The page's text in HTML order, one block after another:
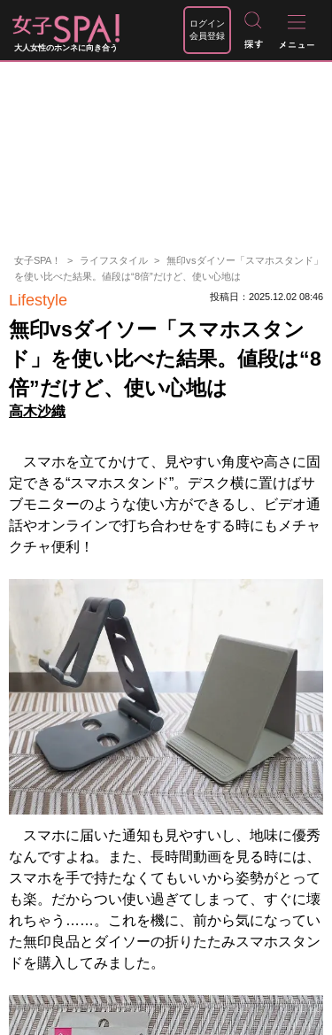
大人女性のホンネに向き合う
ログイン
会員登録
女子SPA！ ライフスタイル
無印vsダイソー「スマホスタンド」
を使い比べた結果。値段は“8倍”だけど、使い心地は
Lifestyle 投稿日：2025.12.02 08:46
無印vsダイソー「スマホスタン
ド」を使い比べた結果。値段は“8
倍”だけど、使い心地は
高木沙織
スマホを立てかけて、見やすい角度や高さに固
定できる“スマホスタンド”。デスク横に置けばサ
ブモニターのような使い方ができるし、ビデオ通
話やオンラインで打ち合わせをする時にもメチャ
クチャ便利！
スマホに届いた通知も見やすいし、地味に優秀
なんですよね。また、長時間動画を見る時には、
スマホを手で持たなくてもいいから姿勢がとって
も楽。だからつい使い過ぎてしまって、すぐに壊
れちゃう……。これを機に、前から気になってい
た無印良品とダイソーの折りたたみスマホスタン
ドを購入してみました。